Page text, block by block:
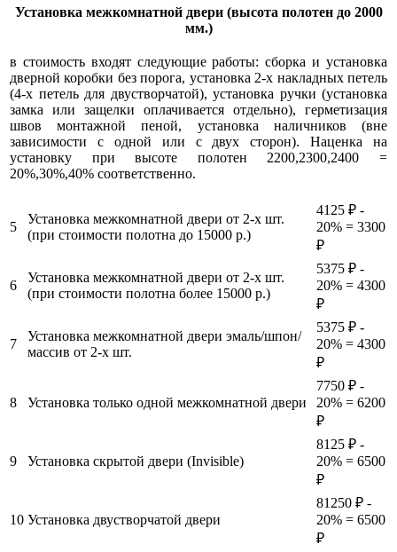
Установка межкомнатной двери (высота полотен до 2000
мм.)
в стоимость входят следующие работы: сборка и установка
дверной коробки без порога, установка 2-х накладных петель
(4-х петель для двустворчатой), установка ручки (установка
замка или защелки оплачивается отдельно), герметизация
швов монтажной пеной, установка наличников (вне
зависимости с одной или с двух сторон). Наценка на
установку при высоте полотен 2200,2300,2400 =
20%,30%,40% соответственно.
5
Установка межкомнатной двери от 2-х шт.
(при стоимости полотна до 15000 р.)
4125 ₽ -
20% = 3300
₽
6
Установка межкомнатной двери от 2-х шт.
(при стоимости полотна более 15000 р.)
5375 ₽ -
20% = 4300
₽
7
Установка межкомнатной двери эмаль/шпон/
массив от 2-х шт.
5375 ₽ -
20% = 4300
₽
8 Установка только одной межкомнатной двери
7750 ₽ -
20% = 6200
₽
9 Установка скрытой двери (Invisible)
8125 ₽ -
20% = 6500
₽
10 Установка двустворчатой двери
81250 ₽ -
20% = 6500
₽